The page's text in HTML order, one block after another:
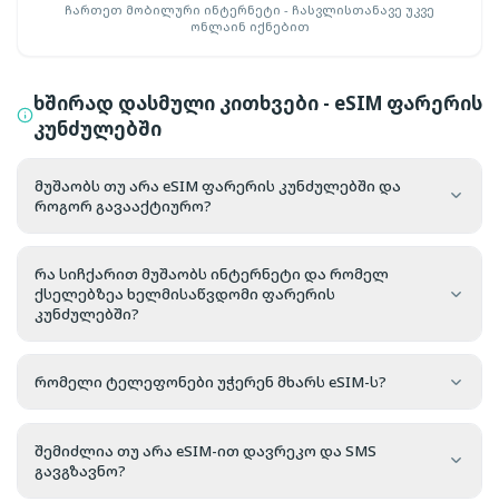
ჩართეთ მობილური ინტერნეტი - ჩასვლისთანავე უკვე
ონლაინ იქნებით
ხშირად დასმული კითხვები - eSIM ფარერის
კუნძულებში
მუშაობს თუ არა eSIM ფარერის კუნძულებში და
როგორ გავააქტიურო?
რა სიჩქარით მუშაობს ინტერნეტი და რომელ
ქსელებზეა ხელმისაწვდომი ფარერის
კუნძულებში?
რომელი ტელეფონები უჭერენ მხარს eSIM-ს?
შემიძლია თუ არა eSIM-ით დავრეკო და SMS
გავგზავნო?